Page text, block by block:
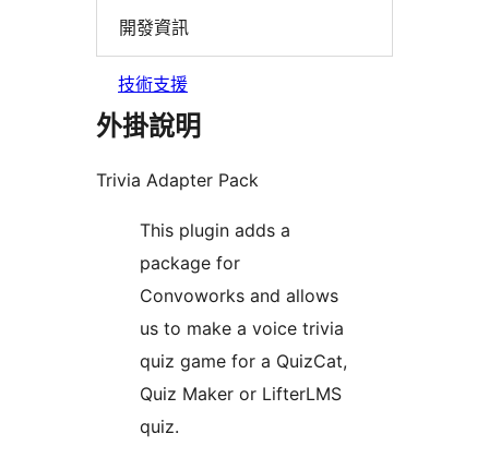
開發資訊
技術支援
外掛說明
Trivia Adapter Pack
This plugin adds a
package for
Convoworks and allows
us to make a voice trivia
quiz game for a QuizCat,
Quiz Maker or LifterLMS
quiz.